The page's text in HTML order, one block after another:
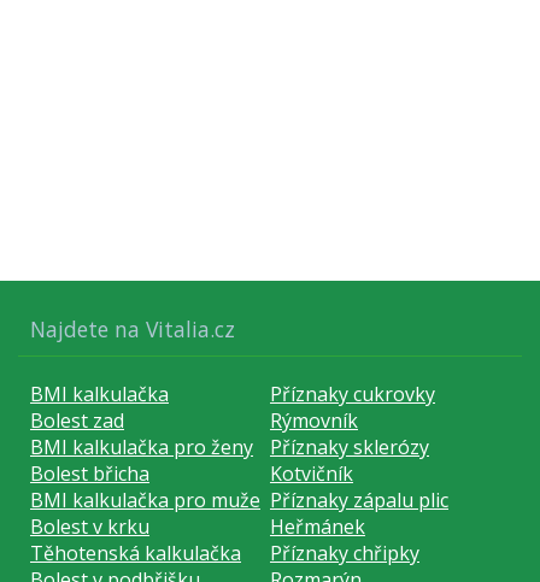
Najdete na Vitalia.cz
BMI kalkulačka
Příznaky cukrovky
Bolest zad
Rýmovník
BMI kalkulačka pro ženy
Příznaky sklerózy
Bolest břicha
Kotvičník
BMI kalkulačka pro muže Příznaky zápalu plic
Bolest v krku
Heřmánek
Těhotenská kalkulačka
Příznaky chřipky